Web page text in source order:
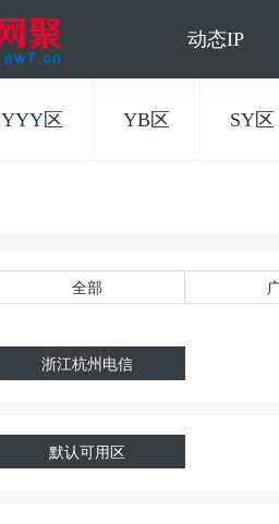
动态IP
YYY区 YB区 SY区
全部
浙江杭州电信
默认可用区